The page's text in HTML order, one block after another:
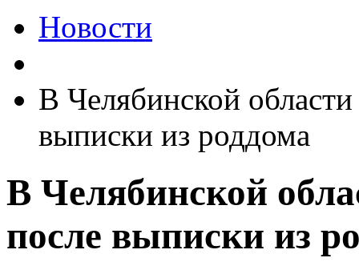
Новости
В Челябинской
выписки из роддома
В Челябинской
после выписки из